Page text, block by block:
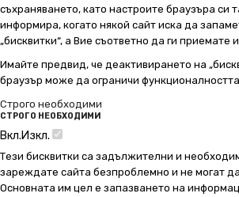
съхраняването, като настроите браузъра си
информира, когато някой сайт иска да
„бисквитки“, а Вие съответно да ги приемате
Имайте предвид, че деактивирането на
браузър може да ограничи
Строго необходими
СТРОГО НЕОБХОДИМИ
Вкл.Изкл.
Тези бисквитки са задължителни и
зареждате сайта безпроблемно и не могат
Основната им цел е запазването на